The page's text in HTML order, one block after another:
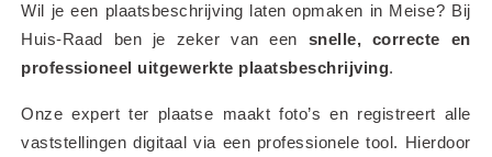
Wil je een plaatsbeschrijving laten opmaken in Meise? Bij
Huis-Raad ben je zeker van een snelle, correcte en
professioneel uitgewerkte plaatsbeschrijving.
Onze expert ter plaatse maakt foto’s en registreert alle
vaststellingen digitaal via een professionele tool. Hierdoor